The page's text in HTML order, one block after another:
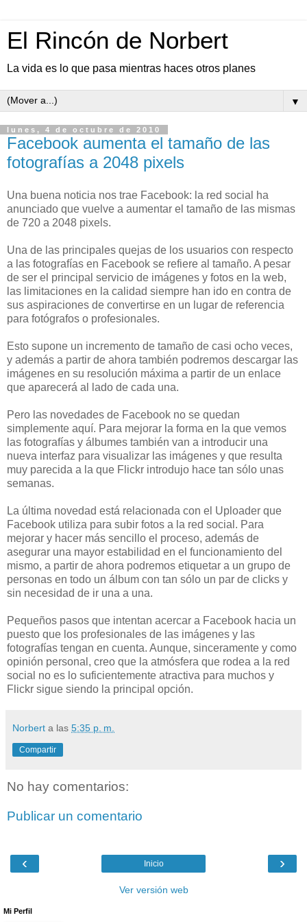
El Rincón de Norbert
La vida es lo que pasa mientras haces otros planes
▼
lunes, 4 de octubre de 2010
Facebook aumenta el tamaño de las
fotografías a 2048 pixels
Una buena noticia nos trae Facebook: la red social ha
anunciado que vuelve a aumentar el tamaño de las mismas
de 720 a 2048 pixels.
Una de las principales quejas de los usuarios con respecto
a las fotografías en Facebook se refiere al tamaño. A pesar
de ser el principal servicio de imágenes y fotos en la web,
las limitaciones en la calidad siempre han ido en contra de
sus aspiraciones de convertirse en un lugar de referencia
para fotógrafos o profesionales.
Esto supone un incremento de tamaño de casi ocho veces,
y además a partir de ahora también podremos descargar las
imágenes en su resolución máxima a partir de un enlace
que aparecerá al lado de cada una.
Pero las novedades de Facebook no se quedan
simplemente aquí. Para mejorar la forma en la que vemos
las fotografías y álbumes también van a introducir una
nueva interfaz para visualizar las imágenes y que resulta
muy parecida a la que Flickr introdujo hace tan sólo unas
semanas.
La última novedad está relacionada con el Uploader que
Facebook utiliza para subir fotos a la red social. Para
mejorar y hacer más sencillo el proceso, además de
asegurar una mayor estabilidad en el funcionamiento del
mismo, a partir de ahora podremos etiquetar a un grupo de
personas en todo un álbum con tan sólo un par de clicks y
sin necesidad de ir una a una.
Pequeños pasos que intentan acercar a Facebook hacia un
puesto que los profesionales de las imágenes y las
fotografías tengan en cuenta. Aunque, sinceramente y como
opinión personal, creo que la atmósfera que rodea a la red
social no es lo suficientemente atractiva para muchos y
Flickr sigue siendo la principal opción.
Norbert a las 5:35 p. m.
Compartir
No hay comentarios:
Publicar un comentario
‹ ›
Inicio
Ver versión web
Mi Perfil